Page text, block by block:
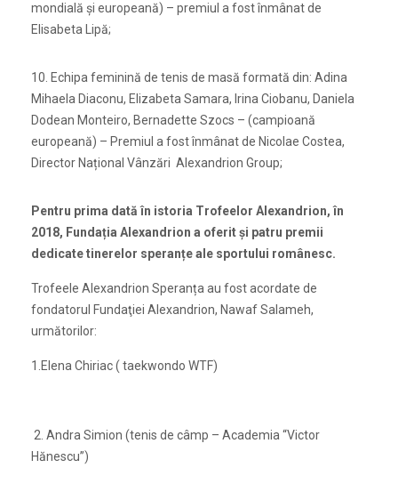
mondială și europeană) – premiul a fost înmânat de
Elisabeta Lipă;
10. Echipa feminină de tenis de masă formată din: Adina
Mihaela Diaconu, Elizabeta Samara, Irina Ciobanu, Daniela
Dodean Monteiro, Bernadette Szocs – (campioană
europeană) – Premiul a fost înmânat de Nicolae Costea,
Director Național Vânzări Alexandrion Group;
Pentru prima dată în istoria Trofeelor Alexandrion, în
2018, Fundația Alexandrion a oferit și patru premii
dedicate tinerelor speranțe ale sportului românesc.
Trofeele Alexandrion Speranța au fost acordate de
fondatorul Fundaţiei Alexandrion, Nawaf Salameh,
următorilor:
1.Elena Chiriac ( taekwondo WTF)
2. Andra Simion (tenis de câmp – Academia “Victor
Hănescu”)